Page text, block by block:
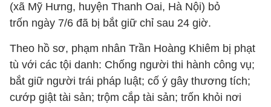
(xã Mỹ Hưng, huyện Thanh Oai, Hà Nội) bỏ
trốn ngày 7/6 đã bị bắt giữ chỉ sau 24 giờ.
Theo hồ sơ, phạm nhân Trần Hoàng Khiêm bị phạt
tù với các tội danh: Chống người thi hành công vụ;
bắt giữ người trái pháp luật; cố ý gây thương tích;
cướp giật tài sản; trộm cắp tài sản; trốn khỏi nơi